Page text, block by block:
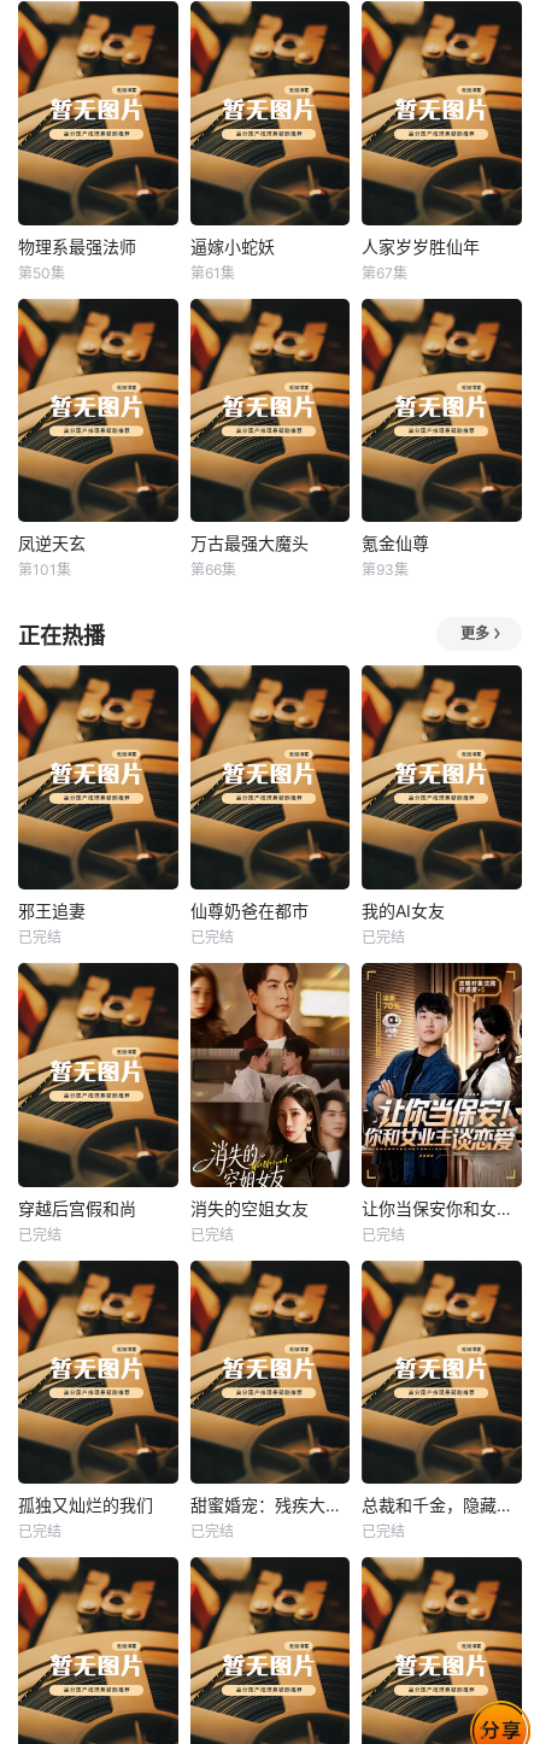
物理系最强法师
物理系最强法师
第50集
逼嫁小蛇妖
逼嫁小蛇妖
第61集
人家岁岁胜仙年
人家岁岁胜仙年
第67集
凤逆天玄
凤逆天玄
第101集
万古最强大魔头
万古最强大魔头
第66集
氪金仙尊
氪金仙尊
第93集
正在热播 更多
热播
邪王追妻
未知
邪王追妻
已完结
热播
未知
仙尊奶爸在都市
已完结
热播
我的AI女友
未知
我的AI女友
已完结
热播
未知
穿越后宫假和尚
已完结
热播
未知
消失的空姐女友
已完结
热播
未知
让你当保安你和女业主谈恋爱
已完结
热播
未知
孤独又灿烂的我们
已完结
热播
未知
甜蜜婚宠：残疾大佬夜夜撩
已完结
热播
未知
总裁和千金，隐藏身份闪婚了
已完结